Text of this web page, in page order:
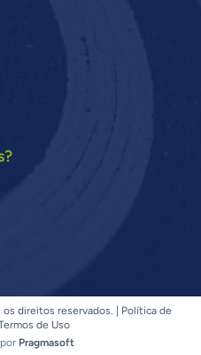
direitos reservados. |
Política de
de Uso
Pragmasoft